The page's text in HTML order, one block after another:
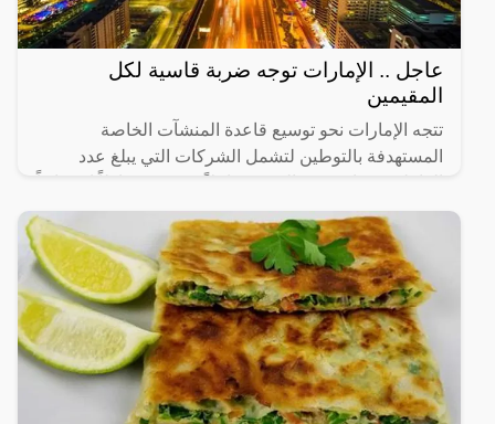
عاجل .. الإمارات توجه ضربة قاسية لكل
المقيمين
تتجه الإمارات نحو توسيع قاعدة المنشآت الخاصة
المستهدفة بالتوطين لتشمل الشركات التي يبلغ عدد
رئيساً تم